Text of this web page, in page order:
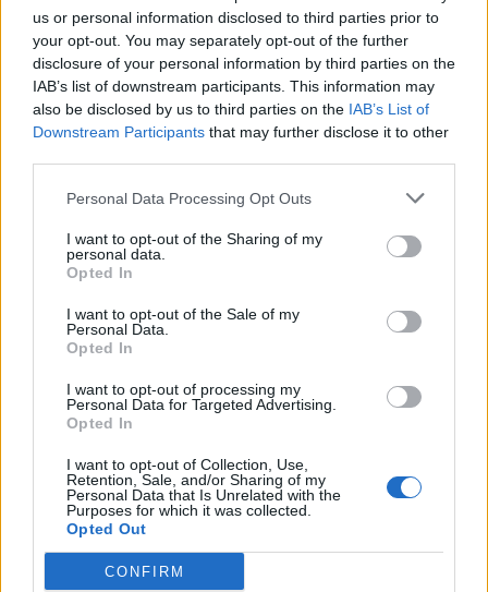
us or personal information disclosed to third parties prior to
your opt-out. You may separately opt-out of the further
disclosure of your personal information by third parties on the
IAB’s list of downstream participants. This information may
also be disclosed by us to third parties on the IAB’s List of
Downstream Participants that may further disclose it to other
Personal Data Processing Opt Outs
I want to opt-out of the Sharing of my
personal data.
Opted In
I want to opt-out of the Sale of my
Personal Data.
Opted In
I want to opt-out of processing my
Personal Data for Targeted Advertising.
Opted In
I want to opt-out of Collection, Use,
Retention, Sale, and/or Sharing of my
Personal Data that Is Unrelated with the
Purposes for which it was collected.
Opted Out
CONFIRM
Edellinen artikkeli
ottelun NHL-konkari hyökkäsi
kahden vastustajan kimppuun
kerännyt hurjan määrän
jäähyminuutteja
Seuraava artikkeli
käännös – hakemusta
LIITTYVÄT ARTIKKELIT LISÄÄ TEKIJÄLTÄ
Leijonat julkisti ketjut Sveitsi-peliin –
Aleksander Barkov tekee paluun
kaukaloon
Venäläisveskari sekosi Suomen 2.